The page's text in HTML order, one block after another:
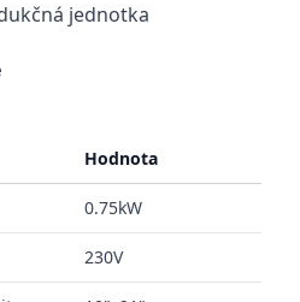
jednotka
Hodnota
0.75kW
230V